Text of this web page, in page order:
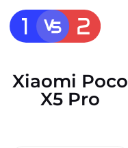
Xiaomi Poco
X5 Pro